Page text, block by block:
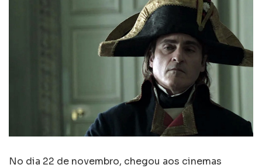
No dia 22 de novembro, chegou aos cinemas